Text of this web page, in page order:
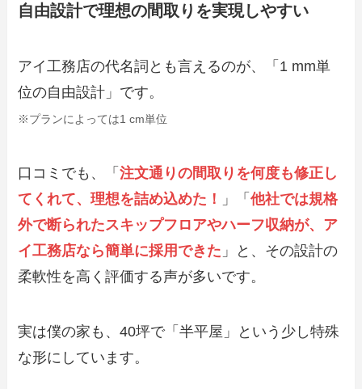
自由設計で理想の間取りを実現しやすい
アイ工務店の代名詞とも言えるのが、「1 mm単
位の自由設計」です。
※プランによっては1 cm単位
口コミでも、「注文通りの間取りを何度も修正し
てくれて、理想を詰め込めた！
」「他社では規格
外で断られたスキップフロアやハーフ収納が、ア
イ工務店なら簡単に採用できた 」と、その設計の
柔軟性を高く評価する声が多いです。
実は僕の家も、40坪で「半平屋」という少し特殊
な形にしています。